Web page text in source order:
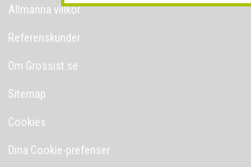
Allmänna villkor
Referenskunder
Om Grossist.se
Sitemap
Cookies
Dina Cookie-prefenser